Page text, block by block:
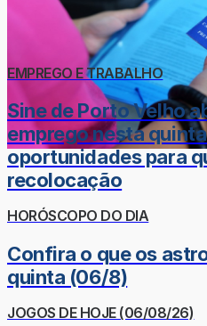
EMPREGO E TRABALHO
Sine de Porto Velho
emprego nesta
oportunidades para
recolocação
HORÓSCOPO DO DIA
Confira o que os
quinta (06/8)
JOGOS DE HOJE (06/08/26)